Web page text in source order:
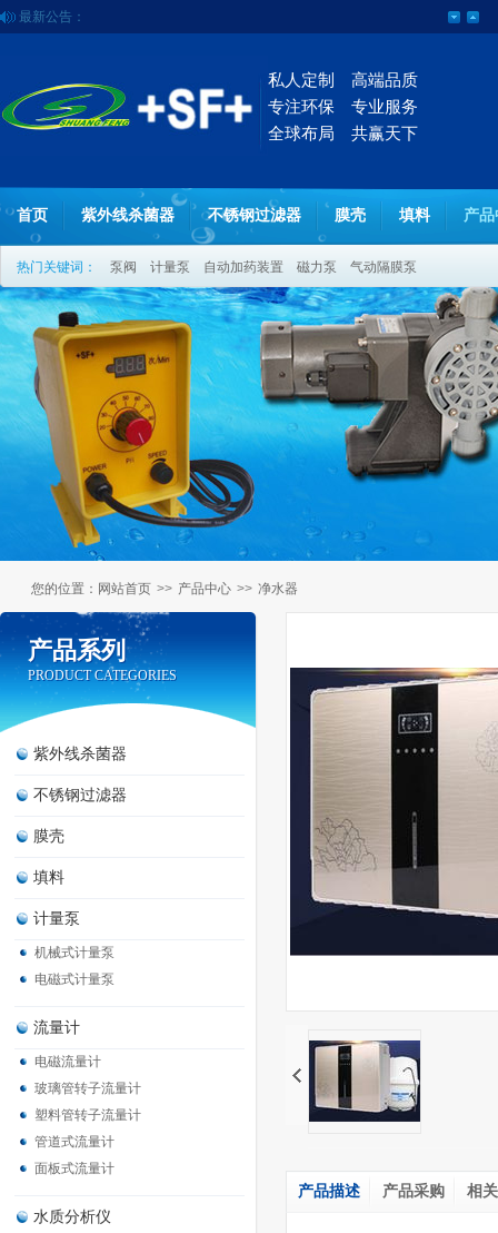
最新公告：
私人定制 高端品质
专注环保 专业服务
全球布局 共赢天下
首页 紫外线杀菌器 不锈钢过滤器 膜壳 填料 产
热门关键词： 泵阀 计量泵 自动加药装置 磁力泵 气动隔膜泵
您的位置： 网站首页 >> 产品中心 >> 净水器
产品系列
PRODUCT CATEGORIES
产品系列
PRODUCT CATEGORIES
紫外线杀菌器
不锈钢过滤器
膜壳
填料
计量泵
机械式计量泵
电磁式计量泵
流量计
电磁流量计
玻璃管转子流量计
塑料管转子流量计
管道式流量计
面板式流量计
水质分析仪
产品描述 产品采购 相